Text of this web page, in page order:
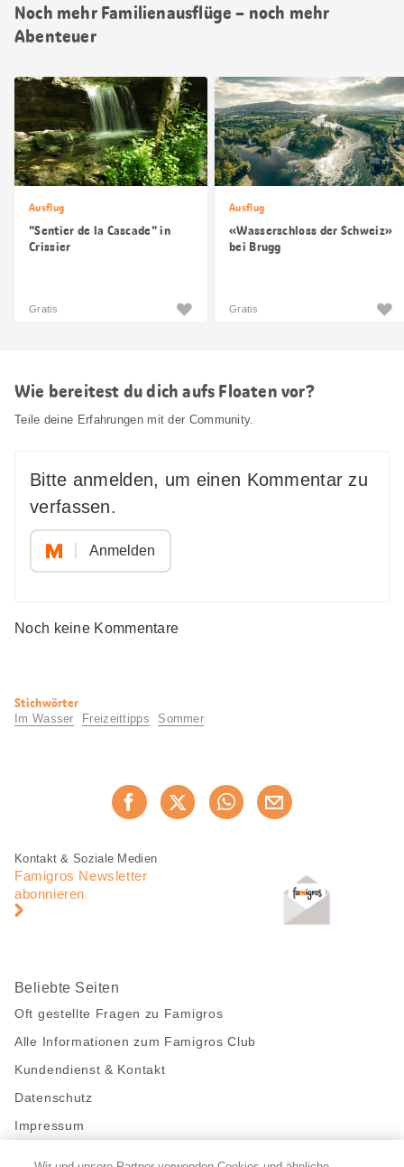
Noch mehr Familienausflüge – noch mehr
Abenteuer
Ausflug
"Sentier de la Cascade" in
Crissier
Gratis
Ausflug
«Wasserschloss der Schweiz»
bei Brugg
Gratis
Wie bereitest du dich aufs Floaten vor?
Teile deine Erfahrungen mit der Community.
Bitte anmelden, um einen Kommentar zu
verfassen.
Anmelden
Noch keine Kommentare
Nützliche
Informationen
Stichwörter
Im Wasser Freizeittipps Sommer
Jetzt weiterempfehlen
Fusszeile
Fusszeile
Navigation
Kontakt & Soziale Medien
Famigros Newsletter
abonnieren
Beliebte Seiten
Oft gestellte Fragen zu Famigros
Alle Informationen zum Famigros Club
Kundendienst & Kontakt
Datenschutz
Impressum